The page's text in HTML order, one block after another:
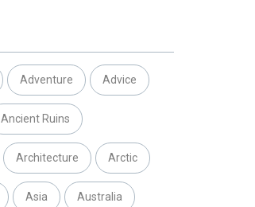
Adventure Advice
Ancient Ruins
Architecture Arctic
Asia Australia